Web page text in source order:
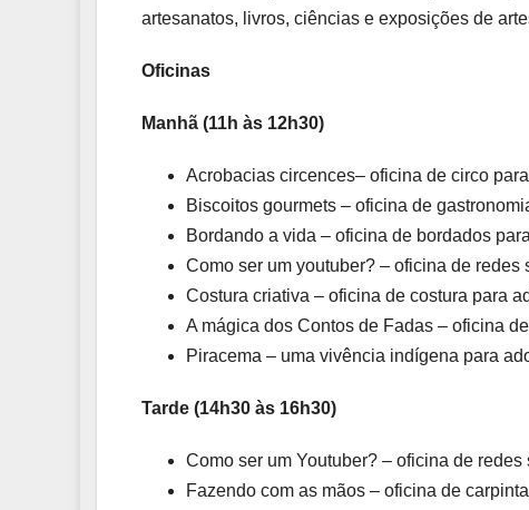
artesanatos, livros, ciências e exposições de
Oficinas
Manhã (11h às 12h30)
Acrobacias circences– oficina de circo
Biscoitos gourmets – oficina de
Bordando a vida – oficina de bordados
Como ser um youtuber? – oficina de
Costura criativa – oficina de costura para
A mágica dos Contos de Fadas – oficina
Piracema – uma vivência indígena para
Tarde (14h30 às 16h30)
Como ser um Youtuber? – oficina de
Fazendo com as mãos – oficina de